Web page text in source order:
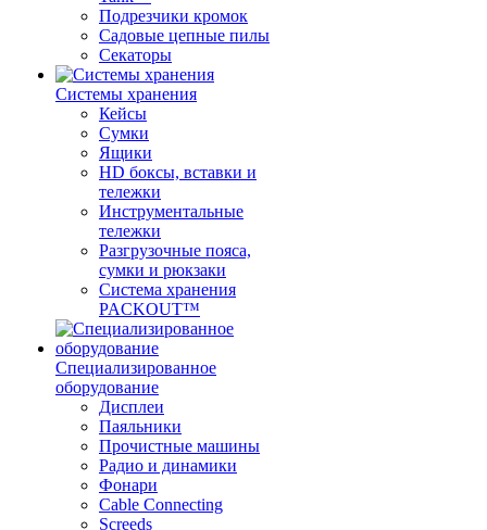
Подрезчики кромок
Садовые цепные пилы
Секаторы
Системы хранения
Кейсы
Сумки
Ящики
HD боксы, вставки и
тележки
Инструментальные
тележки
Разгрузочные пояса,
сумки и рюкзаки
Система хранения
PACKOUT™
Специализированное
оборудование
Дисплеи
Паяльники
Прочистные машины
Радио и динамики
Фонари
Cable Connecting
Screeds